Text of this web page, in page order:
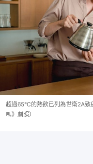
超過65°C的熱飲已列為世衛2A
嗎》劇照）